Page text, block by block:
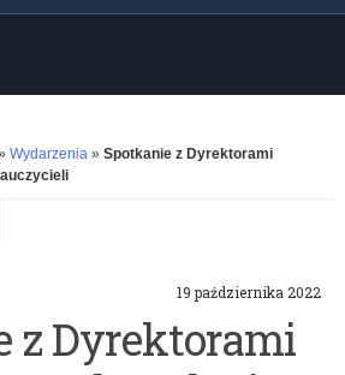
Wydarzenia » Spotkanie z Dyrektorami
19 października 2022
z Dyrektorami